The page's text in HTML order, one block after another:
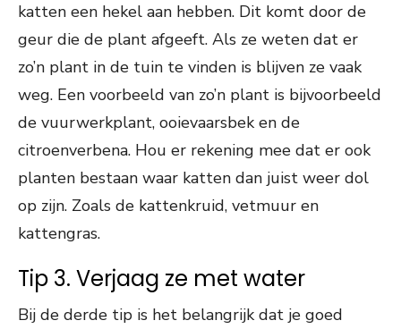
katten een hekel aan hebben. Dit komt door de
geur die de plant afgeeft. Als ze weten dat er
zo’n plant in de tuin te vinden is blijven ze vaak
weg. Een voorbeeld van zo’n plant is bijvoorbeeld
de vuurwerkplant, ooievaarsbek en de
citroenverbena. Hou er rekening mee dat er ook
planten bestaan waar katten dan juist weer dol
op zijn. Zoals de kattenkruid, vetmuur en
kattengras.
Tip 3. Verjaag ze met water
Bij de derde tip is het belangrijk dat je goed